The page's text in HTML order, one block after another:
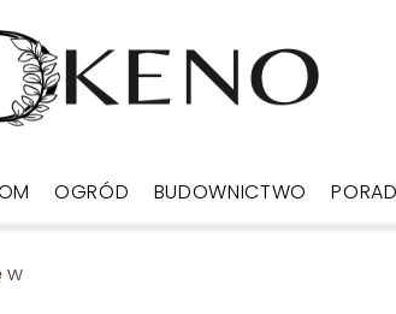
OGRÓD BUDOWNICTWO
w